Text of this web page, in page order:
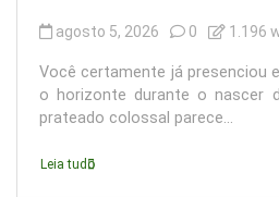
agosto 5, 2026 0 1.196
Você certamente já presenciou
o horizonte durante o nascer
prateado colossal parece...
Leia tudo